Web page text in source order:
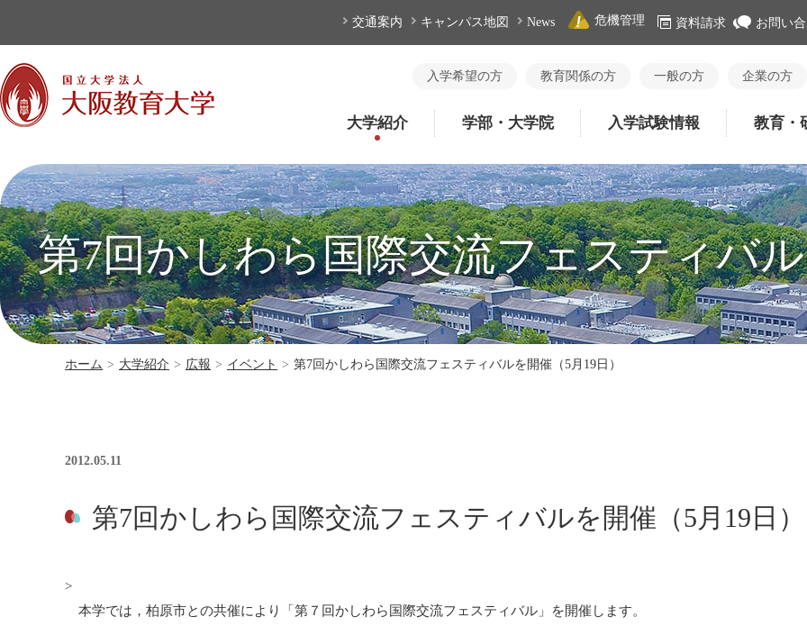
交通案内 キャンパス地図 News 危機管理 資料請求 お問い
入学希望の方 教育関係の方 一般の方 企業の方
大学紹介 学部・大学院 入学試験情報 教育・
第7回かしわら国際交流フェスティバ
ホーム > 大学紹介 > 広報 > イベント > 第7回かしわら国際交流フェスティバルを開催（5月19日）
2012.05.11
第7回かしわら国際交流フェスティバルを開催（5月19日）
>
本学では，柏原市との共催により「第７回かしわら国際交流フェスティバル」を開催します。